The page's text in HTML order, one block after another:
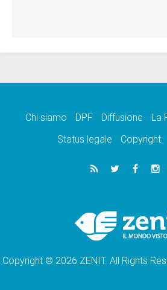
Chi siamo DPF Diffusione La
Status legale
Copyright
Copyright © 2026 ZENIT. All Rights